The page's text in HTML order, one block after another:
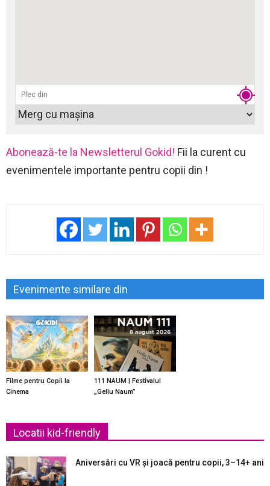
Abonează-te la Newsletterul Gokid! Fii la curent cu
evenimentele importante pentru copii din !
Evenimente similare din
Filme pentru Copii la
Cinema
111 NAUM | Festivalul
„Gellu Naum”
Locatii kid-friendly
Aniversări cu VR și joacă pentru copii, 3–14+ ani